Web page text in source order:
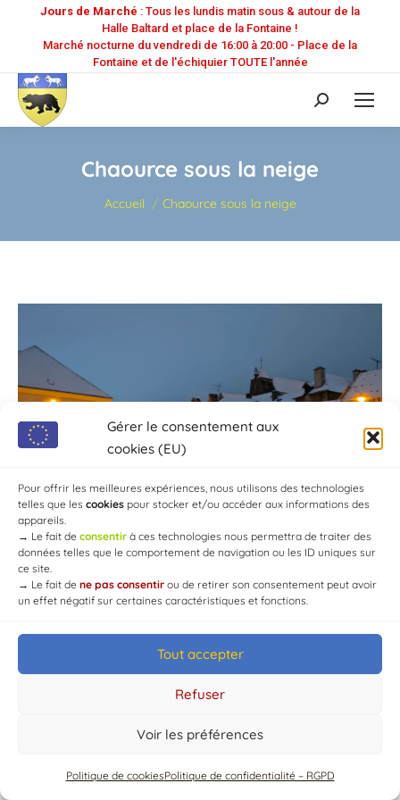
Gérer le consentement aux
cookies (EU)
Pour offrir les meilleures expériences, nous utilisons des technologies
telles que les cookies pour stocker et/ou accéder aux informations des
appareils.
→ Le fait de consentir à ces technologies nous permettra de traiter des
données telles que le comportement de navigation ou les ID uniques sur
ce site.
→ Le fait de ne pas consentir ou de retirer son consentement peut avoir
un effet négatif sur certaines caractéristiques et fonctions.
Tout accepter
Refuser
Voir les préférences
Politique de cookiesPolitique de confidentialité – RGPD
Jours de Marché : Tous les lundis matin sous & autour de la
Halle Baltard et place de la Fontaine !
Marché nocturne du vendredi de 16:00 à 20:00 - Place de la
Fontaine et de l'échiquier TOUTE l'année
Recherche
:
Chaource sous la neige
Vous êtes ici :
Accueil Chaource sous la neige
© Mairie de Chaource [2004-2024] | Tous droits réservés.